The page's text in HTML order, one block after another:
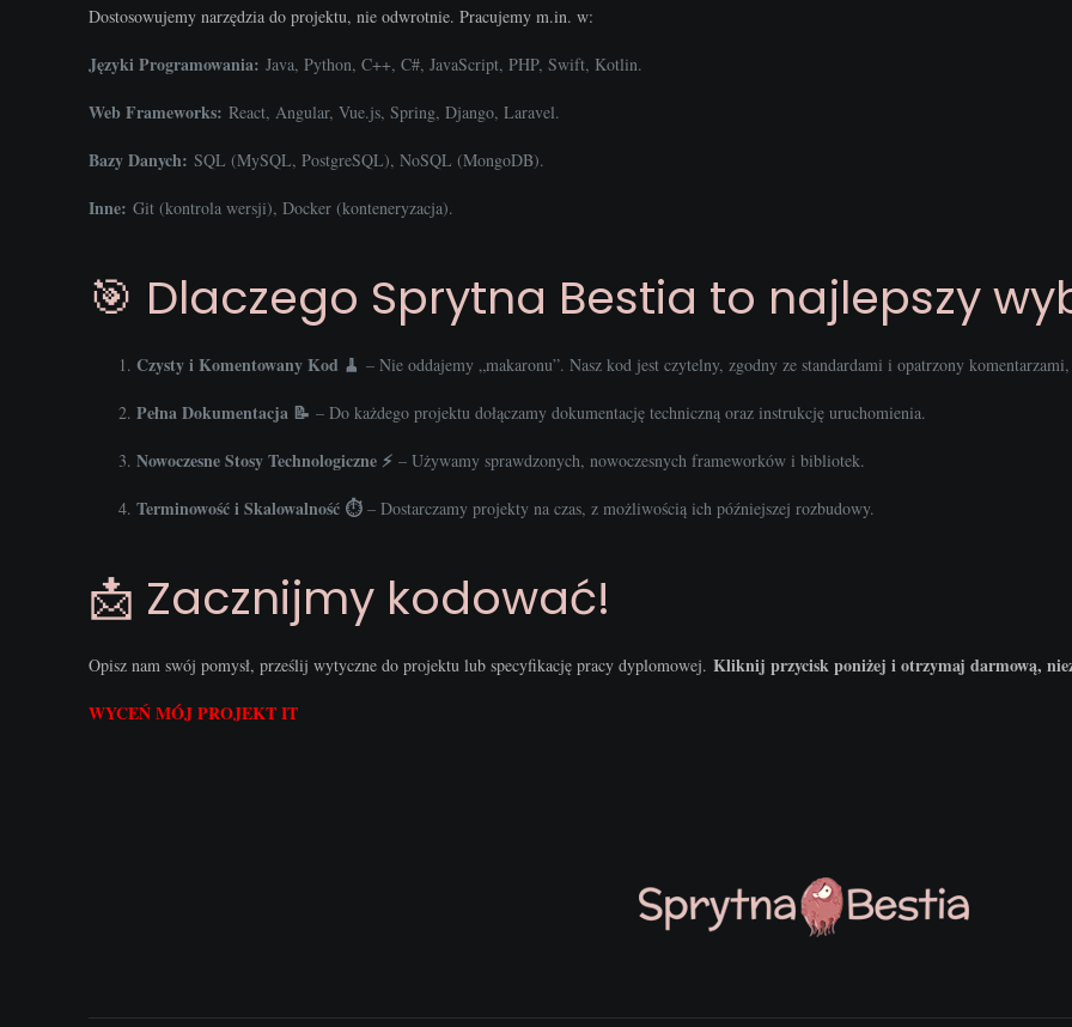
Dostosowujemy narzędzia do projektu, nie odwrotnie. Pracujemy m.in. w:
Języki Programowania: Java, Python, C++, C#, JavaScript, PHP, Swift, Kotlin.
Web Frameworks: React, Angular, Vue.js, Spring, Django, Laravel.
Bazy Danych: SQL (MySQL, PostgreSQL), NoSQL (MongoDB).
Inne: Git (kontrola wersji), Docker (konteneryzacja).
🎯 Dlaczego Sprytna Bestia to najlepszy
Czysty i Komentowany Kod 🧹 – Nie oddajemy „makaronu”. Nasz kod jest czytelny, zgodny ze standardami i opatrzony
Pełna Dokumentacja 📝 – Do każdego projektu dołączamy dokumentację techniczną oraz instrukcję uruchomienia.
Nowoczesne Stosy Technologiczne ⚡ – Używamy sprawdzonych, nowoczesnych frameworków i bibliotek.
Terminowość i Skalowalność ⏱️– Dostarczamy projekty na czas, z możliwością ich późniejszej rozbudowy.
📩 Zacznijmy kodować!
Opisz nam swój pomysł, prześlij wytyczne do projektu lub specyfikację pracy dyplomowej. Kliknij przycisk poniżej i otrzymaj darmową,
WYCEŃ MÓJ PROJEKT IT